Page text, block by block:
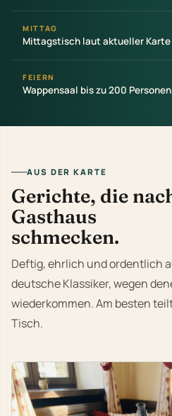
MITTAG
Mittagstisch laut aktueller Karte
FEIERN
Wappensaal bis zu 200 Personen
AUS DER KARTE
Gerichte, die
Gasthaus
schmecken.
Deftig, ehrlich und ordentlich
deutsche Klassiker, wegen
wiederkommen. Am besten
Tisch.